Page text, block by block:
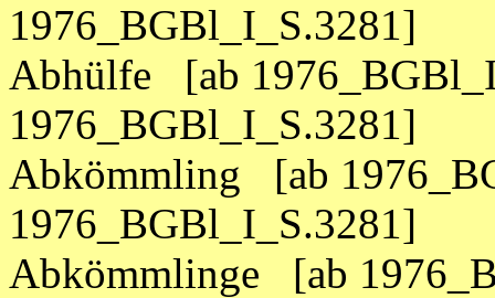
1976_BGBl_I_S.3281]
Abhülfe [ab
1976_BGBl_I_S.3281]
Abkömmling [ab
1976_BGBl_I_S.3281]
Abkömmlinge [ab